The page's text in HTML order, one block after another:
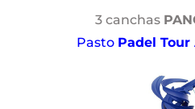
3 canchas
Pasto Padel Tour